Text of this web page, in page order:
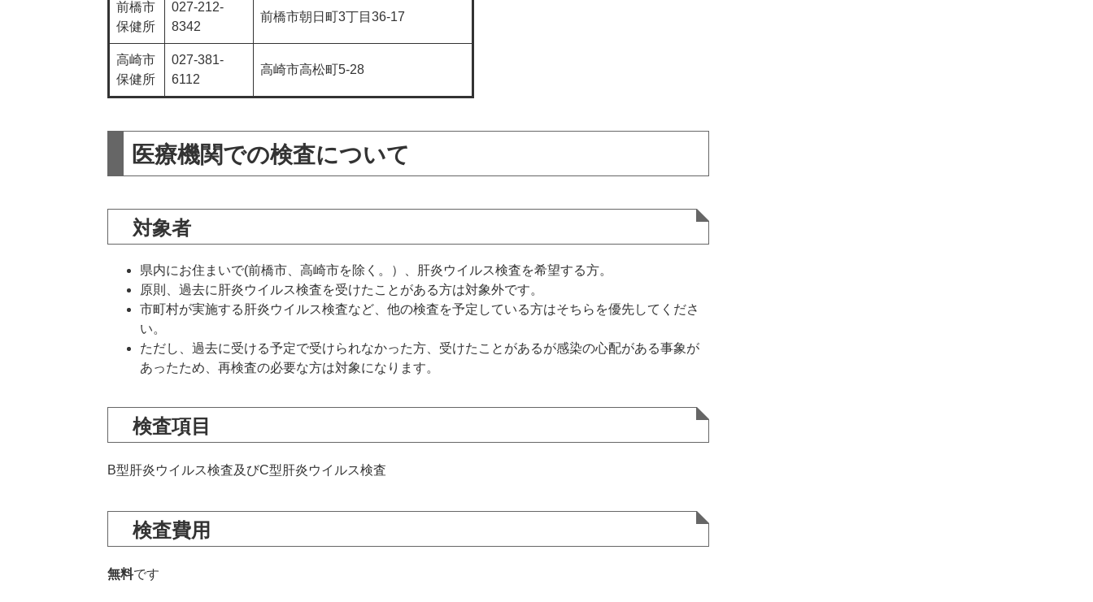
前橋市
保健所
027-212-
8342
前橋市朝日町3丁目36-17
高崎市
保健所
027-381-
6112
高崎市高松町5-28
医療機関での検査について
対象者
県内にお住まいで(前橋市、高崎市を除く。）、肝炎ウイルス検査を希望する方。
原則、過去に肝炎ウイルス検査を受けたことがある方は対象外です。
市町村が実施する肝炎ウイルス検査など、他の検査を予定している方はそちらを優先してくださ
い。
ただし、過去に受ける予定で受けられなかった方、受けたことがあるが感染の心配がある事象が
あったため、再検査の必要な方は対象になります。
検査項目
B型肝炎ウイルス検査及びC型肝炎ウイルス検査
検査費用
無料です